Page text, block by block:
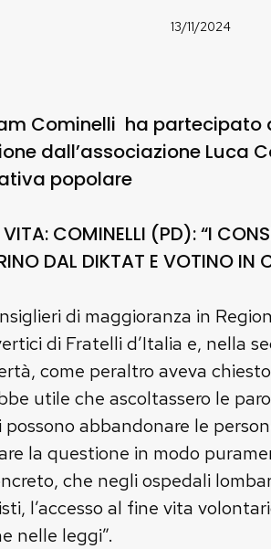
13/11/2024
Cominelli ha partecipato
dall’associazione Luca
popolare
VITA: COMINELLI (PD): “I
DAL DIKTAT E VOTINO IN
di maggioranza in
di Fratelli d’Italia e, nella
come peraltro aveva
utile che ascoltassero le
abbandonare le
la questione in modo
che negli ospedali
l’accesso al fine vita
nelle leggi”.